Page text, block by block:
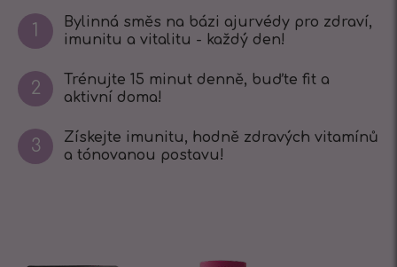
1
Bylinná směs na bázi ajurvédy pro zdraví,
imunitu a vitalitu - každý den!
2
Trénujte 15 minut denně, buďte fit a
aktivní doma!
3
Získejte imunitu, hodně zdravých vitamínů
a tónovanou postavu!